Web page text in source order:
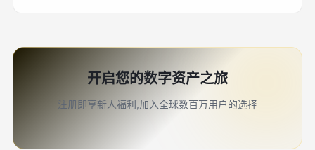
开启您的数字资产之旅
注册即享新人福利,加入全球数百万用户的选择